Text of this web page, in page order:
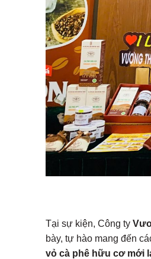
Tại sự kiện, Công ty
bày, tự hào mang đến
vỏ cà phê hữu cơ mới